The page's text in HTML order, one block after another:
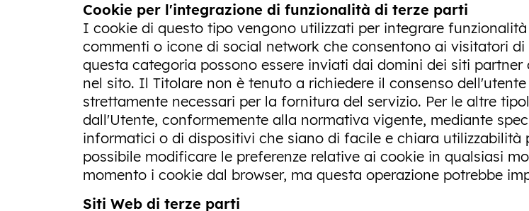
Cookie per l'integrazione di funzionalità di terze parti
I cookie di questo tipo vengono utilizzati per integrare
commenti o icone di social network che consentono ai visitatori
questa categoria possono essere inviati dai domini dei siti
nel sito. Il Titolare non è tenuto a richiedere il consenso
strettamente necessari per la fornitura del servizio. Per le altre
dall'Utente, conformemente alla normativa vigente, mediante
informatici o di dispositivi che siano di facile e chiara
possibile modificare le preferenze relative ai cookie in qualsiasi
momento i cookie dal browser, ma questa operazione potrebbe
Siti Web di terze parti